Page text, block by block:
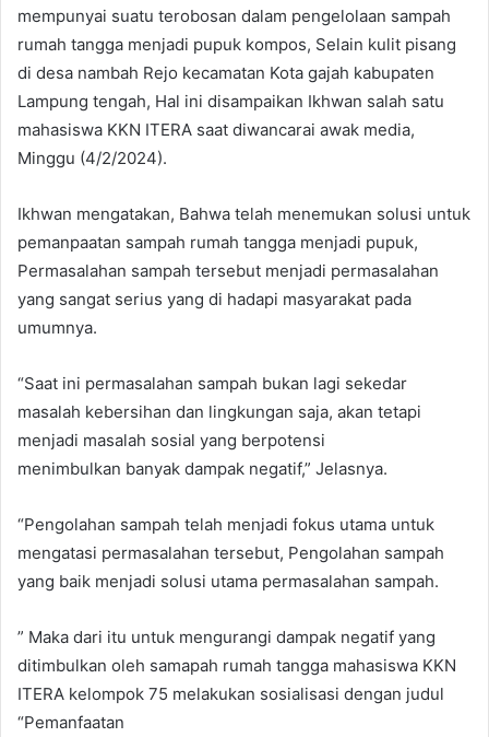
mempunyai suatu terobosan dalam pengelolaan sampah
rumah tangga menjadi pupuk kompos, Selain kulit pisang
di desa nambah Rejo kecamatan Kota gajah kabupaten
Lampung tengah, Hal ini disampaikan Ikhwan salah satu
mahasiswa KKN ITERA saat diwancarai awak media,
Minggu (4/2/2024).
Ikhwan mengatakan, Bahwa telah menemukan solusi untuk
pemanpaatan sampah rumah tangga menjadi pupuk,
Permasalahan sampah tersebut menjadi permasalahan
yang sangat serius yang di hadapi masyarakat pada
umumnya.
“Saat ini permasalahan sampah bukan lagi sekedar
masalah kebersihan dan lingkungan saja, akan tetapi
menjadi masalah sosial yang berpotensi
menimbulkan banyak dampak negatif,” Jelasnya.
“Pengolahan sampah telah menjadi fokus utama untuk
mengatasi permasalahan tersebut, Pengolahan sampah
yang baik menjadi solusi utama permasalahan sampah.
” Maka dari itu untuk mengurangi dampak negatif yang
ditimbulkan oleh samapah rumah tangga mahasiswa KKN
ITERA kelompok 75 melakukan sosialisasi dengan judul
“Pemanfaatan